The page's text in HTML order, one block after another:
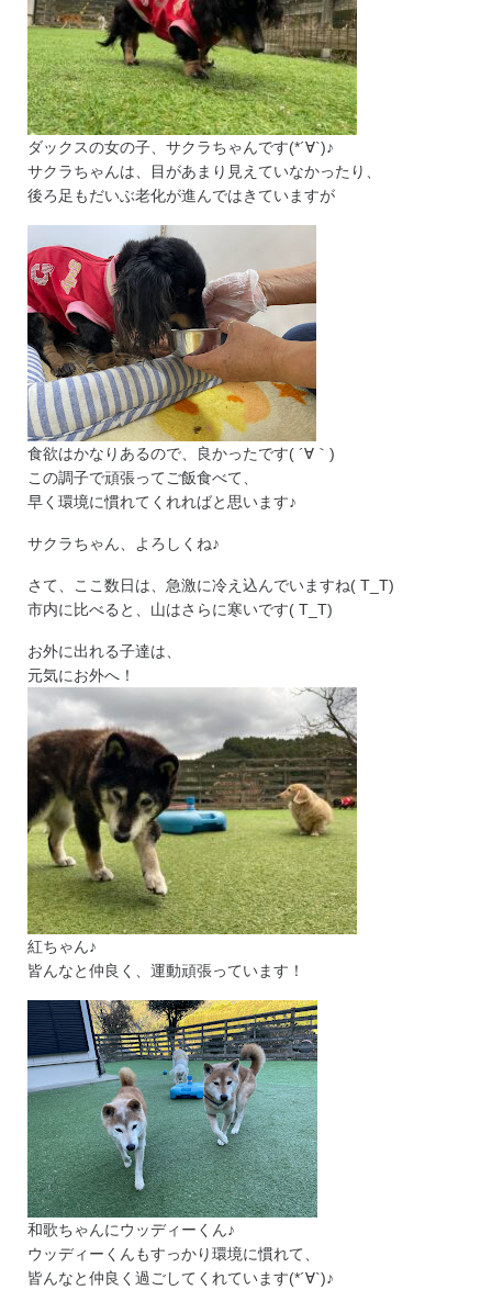
ダックスの女の子、サクラちゃんです(*´∀`)♪
サクラちゃんは、目があまり見えていなかったり、
後ろ足もだいぶ老化が進んではきていますが
食欲はかなりあるので、良かったです( ´∀｀)
この調子で頑張ってご飯食べて、
早く環境に慣れてくれればと思います♪
サクラちゃん、よろしくね♪
さて、ここ数日は、急激に冷え込んでいますね( T_T)
市内に比べると、山はさらに寒いです( T_T)
お外に出れる子達は、
元気にお外へ！
紅ちゃん♪
皆んなと仲良く、運動頑張っています！
和歌ちゃんにウッディーくん♪
ウッディーくんもすっかり環境に慣れて、
皆んなと仲良く過ごしてくれています(*´∀`)♪